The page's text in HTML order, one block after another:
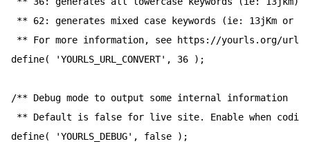
** 62: generates mixed case keywords (ie: 13jKm or
** For more information, see https://yourls.org/
define( 'YOURLS_URL_CONVERT', 36 );
/** Debug mode to output some internal information
** Default is false for live site. Enable when
define( 'YOURLS_DEBUG', false );